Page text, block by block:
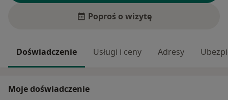
Poproś o wizytę
Doświadczenie Usługi i ceny Adresy
Moje doświadczenie